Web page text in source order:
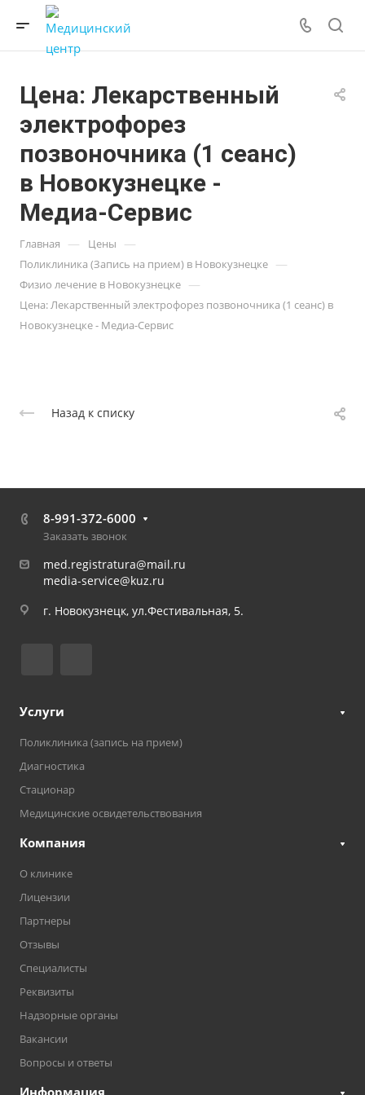
Цена: Лекарственный
электрофорез
позвоночника (1 сеанс)
в Новокузнецке -
Медиа-Сервис
Главная — Цены —
Поликлиника (Запись на прием) в Новокузнецке —
Физио лечение в Новокузнецке —
Цена: Лекарственный электрофорез позвоночника (1 сеанс) в
Новокузнецке - Медиа-Сервис
Назад к списку
8-991-372-6000
Заказать звонок
med.registratura@mail.ru
media-service@kuz.ru
г. Новокузнецк, ул.Фестивальная, 5.
Услуги
Поликлиника (запись на прием)
Диагностика
Стационар
Медицинские освидетельствования
Компания
О клинике
Лицензии
Партнеры
Отзывы
Специалисты
Реквизиты
Надзорные органы
Вакансии
Вопросы и ответы